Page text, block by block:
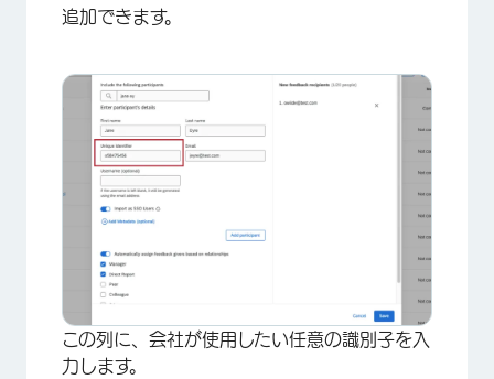
×
追加できます。
この列に、会社が使用したい任意の識別子を入
力します。